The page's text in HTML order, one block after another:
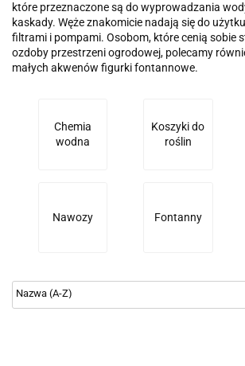
które przeznaczone są do wyprowadzania
kaskady. Węże znakomicie nadają się do
filtrami i pompami. Osobom, które cenią sobie
ozdoby przestrzeni ogrodowej, polecamy
małych akwenów figurki fontannowe.
Chemia
wodna
Koszyki do
roślin
Nawozy Fontanny